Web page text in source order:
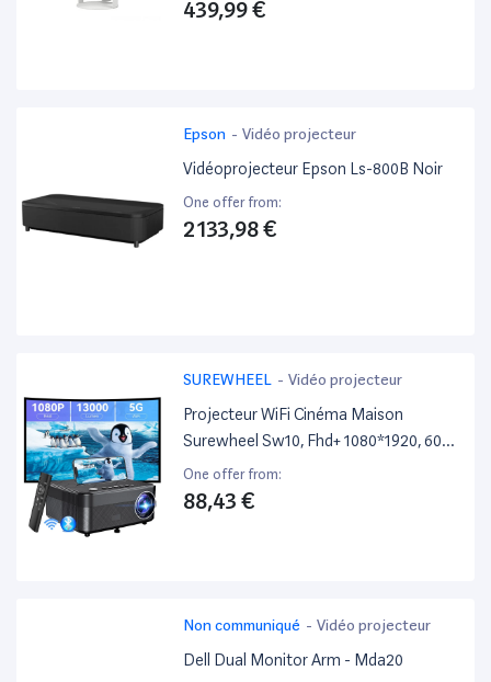
439,99 €
Epson - Vidéo projecteur
Vidéoprojecteur Epson Ls-800B Noir
One offer from:
2 133,98 €
SUREWHEEL - Vidéo projecteur
Projecteur WiFi Cinéma Maison
Surewheel Sw10, Fhd+ 1080*1920, 600
Lumens Ansi, Correction De Distorsion
4 Points, Écran 180 Pouces Pour
One offer from:
88,43 €
Non communiqué - Vidéo projecteur
Dell Dual Monitor Arm - Mda20